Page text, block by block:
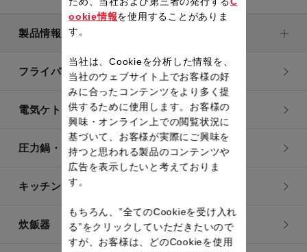
製品情報
フライパン・鍋
電気ケトル
圧力鍋・電気圧力鍋
キッチン用品
炊飯器
ookie情報を使用することがありま
す。
当社は、Cookieを分析した情報を、
当社のウェブサイト上でお客様の好
みに合ったコンテンツをより多く提
供するために使用します。お客様の
興味・オンライン上での閲覧状況に
基づいて、お客様が実際にご興味を
持つと思われる製品のコンテンツや
広告を表示したいと考えておりま
す。
もちろん、”全てのCookieを受け入れ
る”をクリックしていただきたいので
すが、お客様は、どのCookieを使用